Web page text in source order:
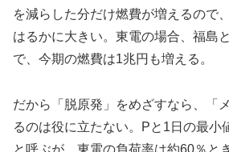
を減らした分だけ燃費が増えるので
はるかに大きい。東電の場合、福島
で、今期の燃費は1兆円も増える。
だから「脱原発」をめざすなら、「
るのは役に立たない。Pと1日の最小
と呼ぶが、東電の負荷率は約60％と